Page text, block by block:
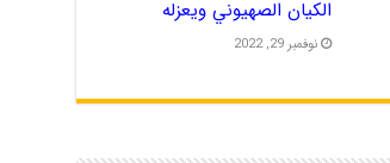
الكيان الصهيوني ويعزله
نوفمبر 29, 2022